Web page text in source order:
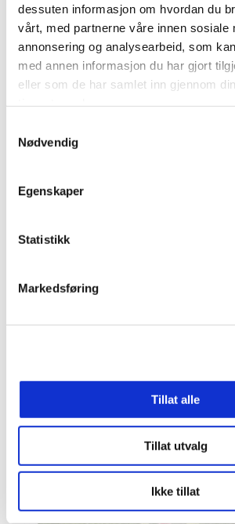
dessuten informasjon om hvordan du
vårt, med partnerne våre innen sosiale
annonsering og analysearbeid, som
med annen informasjon du har gjort
eller som de har samlet inn gjennom
Nødvendig
Egenskaper
Statistikk
Markedsføring
Tillat alle
Tillat utvalg
Ikke tillat
Bestselger
Guidet raftingtur for hele
Inkluderer overnatting? Nei
LES MER
Bestselger